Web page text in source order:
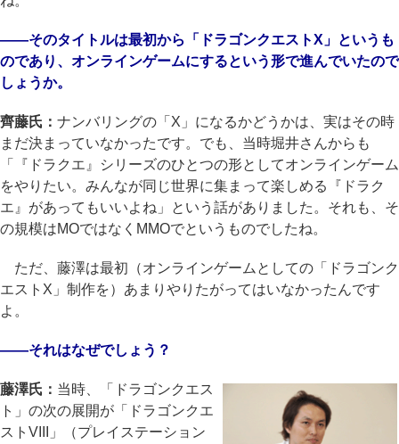
――そのタイトルは最初から「ドラゴンクエストX」というも
のであり、オンラインゲームにするという形で進んでいたので
しょうか。
齊藤氏： ナンバリングの「X」になるかどうかは、実はその時
まだ決まっていなかったです。でも、当時堀井さんからも
「『ドラクエ』シリーズのひとつの形としてオンラインゲーム
をやりたい。みんなが同じ世界に集まって楽しめる『ドラク
エ』があってもいいよね」という話がありました。それも、そ
の規模はMOではなくMMOでというものでしたね。
ただ、藤澤は最初（オンラインゲームとしての「ドラゴンク
エストX」制作を）あまりやりたがってはいなかったんです
よ。
――それはなぜでしょう？
藤澤氏： 当時、「ドラゴンクエス
ト」の次の展開が「ドラゴンクエ
ストVIII」（プレイステーション